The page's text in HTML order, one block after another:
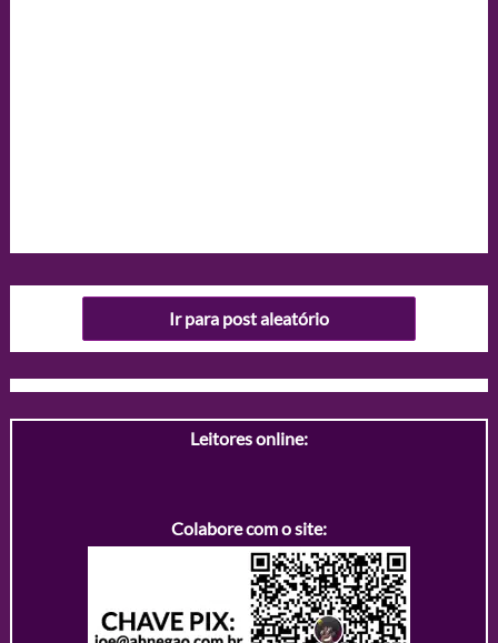
Ir para post aleatório
Leitores online:
Colabore com o site: